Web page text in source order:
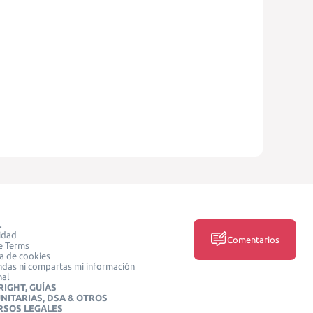
Terms
de cookies
ni compartas mi información
GUÍAS
DSA & OTROS
LEGALES
Comentarios